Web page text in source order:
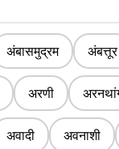
अंबासमुद्रम अंबत्तूर
अरणी
अवादी अवनाशी